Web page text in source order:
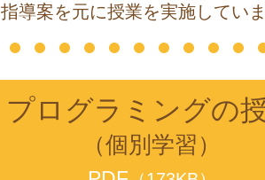
指導案を元に授業を実施してい
プログラミングの
（個別学習）